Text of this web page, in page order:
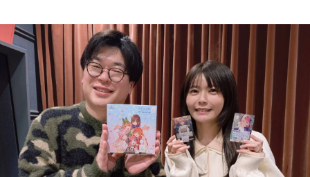
お知らせ
イベント・グッズ
YouTube
会社情報